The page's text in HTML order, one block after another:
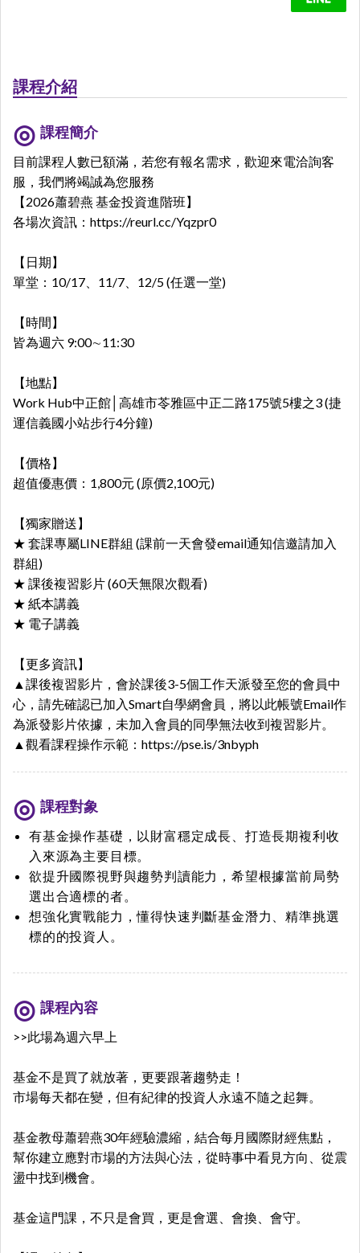
課程介紹
課程簡介
目前課程人數已額滿，若您有報名需求，歡迎來電洽詢客
服，我們將竭誠為您服務
【2026蕭碧燕 基金投資進階班】
各場次資訊： https://reurl.cc/Yqzpr0
【日期】
單堂：10/17、11/7、12/5 (任選一堂)
【時間】
皆為週六 9:00∼11:30
【地點】
Work Hub中正館│高雄市苓雅區中正二路175號5樓之3 (捷
運信義國小站步行4分鐘)
【價格】
超值優惠價： 1,800元 (原價2,100元)
【獨家贈送】
★ 套課專屬LINE群組 (課前一天會發email通知信邀請加入
群組)
★ 課後複習影片 (60天無限次觀看)
★ 紙本講義
★ 電子講義
【更多資訊】
▲課後複習影片，會於課後3-5個工作天派發至您的會員中
心，請先確認已加入Smart自學網會員，將以此帳號Email作
為派發影片依據，未加入會員的同學無法收到複習影片。
▲觀看課程操作示範： https://pse.is/3nbyph
課程對象
有基金操作基礎，以財富穩定成長、打造長期複利收
入來源為主要目標。
欲提升國際視野與趨勢判讀能力，希望根據當前局勢
選出合適標的者。
想強化實戰能力，懂得快速判斷基金潛力、精準挑選
標的的投資人。
課程內容
>>此場為週六早上
基金不是買了就放著，更要跟著趨勢走！
市場每天都在變，但有紀律的投資人永遠不隨之起舞。
基金教母蕭碧燕30年經驗濃縮，結合每月國際財經焦點，
幫你建立應對市場的方法與心法，從時事中看見方向、從震
盪中找到機會。
基金這門課，不只是會買，更是會選、會換、會守。